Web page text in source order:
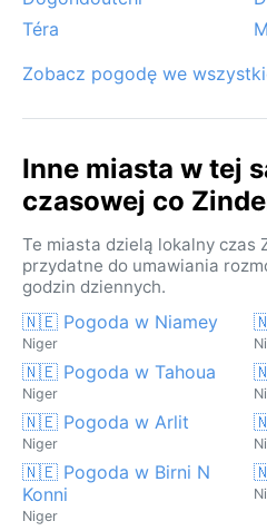
autentycznego pustynnego
Téra
Zobacz pogodę we
Inne miasta w tej
czasowej co
Te miasta dzielą lokalny
przydatne do umawiania
godzin dziennych.
🇳🇪 Pogoda w Niamey
Niger
🇳🇪 Pogoda w Tahoua
Niger
🇳🇪 Pogoda w Arlit
Niger
🇳🇪 Pogoda w Birni N
Konni
Niger